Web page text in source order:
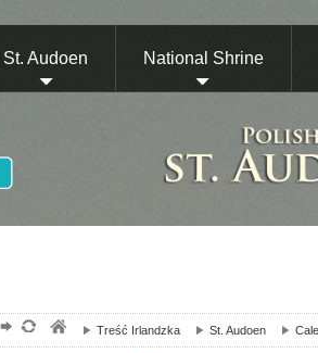
St. Audoen National Shrine
Treść Irlandzka St. Audoen